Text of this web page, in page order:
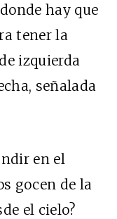
hay que
tener la
izquierda
señalada
en el
gocen de la
el cielo?